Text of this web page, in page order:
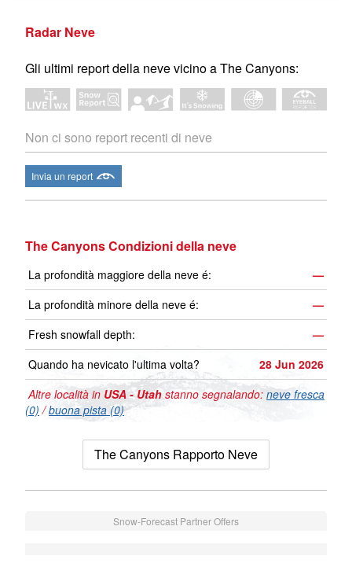
Radar Neve
Gli ultimi report della neve vicino a The Canyons:
Non ci sono report recenti di neve
Invia un report
The Canyons Condizioni della neve
La profondità maggiore della neve é:
—
La profondità minore della neve é:
—
Fresh snowfall depth:
—
Quando ha nevicato l'ultima volta?
28 Jun 2026
Altre località in USA - Utahstanno segnalando: neve fresca
(0) /buona pista (0)
The Canyons Rapporto Neve
Snow-Forecast Partner Offers